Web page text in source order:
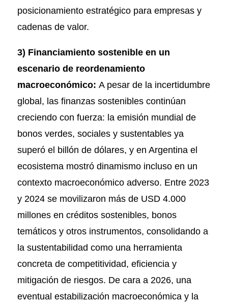
posicionamiento estratégico para empresas y
cadenas de valor.
3) Financiamiento sostenible en un
escenario de reordenamiento
macroeconómico: A pesar de la incertidumbre
global, las finanzas sostenibles continúan
creciendo con fuerza: la emisión mundial de
bonos verdes, sociales y sustentables ya
superó el billón de dólares, y en Argentina el
ecosistema mostró dinamismo incluso en un
contexto macroeconómico adverso. Entre 2023
y 2024 se movilizaron más de USD 4.000
millones en créditos sostenibles, bonos
temáticos y otros instrumentos, consolidando a
la sustentabilidad como una herramienta
concreta de competitividad, eficiencia y
mitigación de riesgos. De cara a 2026, una
eventual estabilización macroeconómica y la